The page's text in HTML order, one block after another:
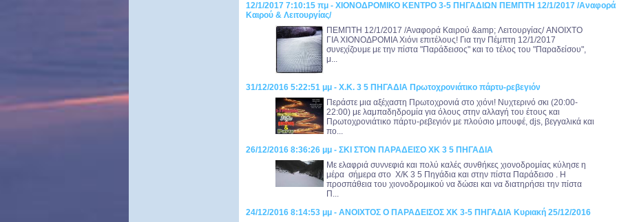
12/1/2017 7:10:15 πμ - ΧΙΟΝΟΔΡΟΜΙΚΟ ΚΕΝΤΡΟ 3-5 ΠΗΓΑΔΙΩΝ ΠΕΜΠΤΗ 12/1/2017 /Αναφορά
Καιρού & Λειτουργίας/
ΠΕΜΠΤΗ 12/1/2017 /Αναφορά Καιρού &amp; Λειτουργίας/ ANOIXTO
ΓΙΑ ΧΙΟΝΟΔΡΟΜΙΑ Χιόνι επιτέλους! Για την Πέμπτη 12/1/2017
συνεχίζουμε με την πίστα "Παράδεισος" και το τέλος του "Παραδείσου",
μ...
31/12/2016 5:22:51 μμ - Χ.Κ. 3 5 ΠΗΓΑΔΙΑ Πρωτοχρονιάτικο πάρτυ-ρεβεγιόν
Περάστε μια αξέχαστη Πρωτοχρονιά στο χιόνι! Νυχτερινό σκι (20:00-
22:00) με λαμπαδηδρομία για όλους στην αλλαγή του έτους και
Πρωτοχρονιάτικο πάρτυ-ρεβεγιόν με πλούσιο μπουφέ, djs, βεγγαλικά και
πο...
26/12/2016 8:36:26 μμ - ΣΚΙ ΣΤΟΝ ΠΑΡΑΔΕΙΣΟ ΧΚ 3 5 ΠΗΓΑΔΙΑ
Με ελαφριά συννεφιά και πολύ καλές συνθήκες χιονοδρομίας κύλησε η
μέρα σήμερα στο Χ/Κ 3 5 Πηγάδια και στην πίστα Παράδεισο . Η
προσπάθεια του χιονοδρομικού να δώσει και να διατηρήσει την πίστα
Π...
24/12/2016 8:14:53 μμ - ΑΝΟΙΧΤΟΣ Ο ΠΑΡΑΔΕΙΣΟΣ ΧΚ 3-5 ΠΗΓΑΔΙΑ Κυριακή 25/12/2016